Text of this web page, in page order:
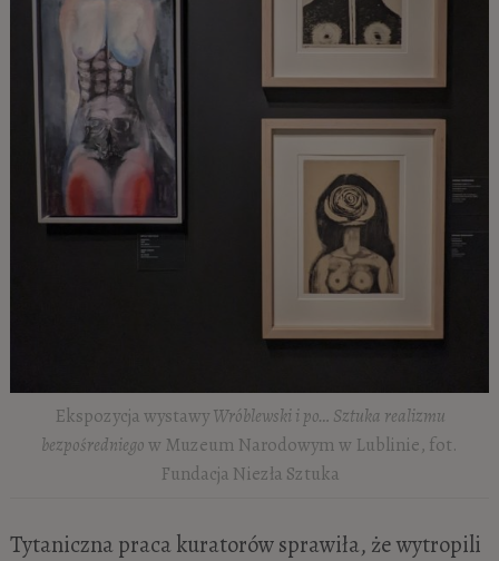
Ekspozycja wystawyWróblewski i po… Sztuka realizmu
bezpośredniegow Muzeum Narodowym w Lublinie, fot.
Fundacja Niezła Sztuka
Tytaniczna praca kuratorów sprawiła, że wytropili